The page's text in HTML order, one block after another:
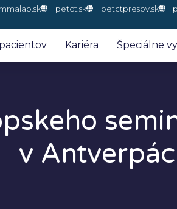
petct.sk petctpresov.sk
Kariéra Špeciálne
v